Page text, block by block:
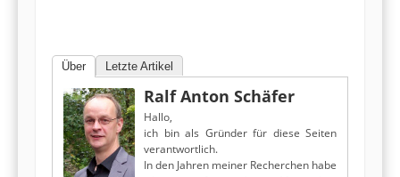
Über Letzte Artikel
Ralf Anton Schäfer
Hallo,
ich bin als Gründer für diese Seiten
verantwortlich.
In den Jahren meiner Recherchen habe